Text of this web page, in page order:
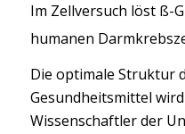
Im Zellversuch löst ß-
humanen
Die optimale Struktur
Gesundheitsmittel
Wissenschaftler der